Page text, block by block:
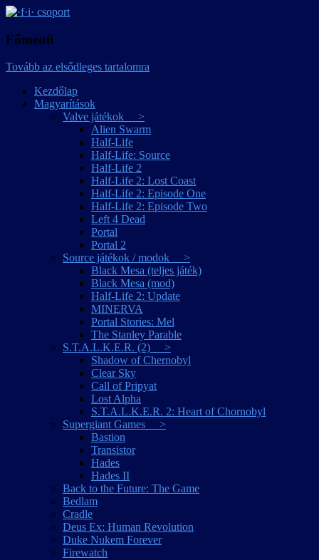
·f·i· csoport
Főmenü
Tovább az elsődleges tartalomra
Kezdőlap
Magyarítások
Valve játékok >
Alien Swarm
Half-Life
Half-Life: Source
Half-Life 2
Half-Life 2: Lost Coast
Half-Life 2: Episode One
Half-Life 2: Episode Two
Left 4 Dead
Portal
Portal 2
Source játékok / modok >
Black Mesa (teljes játék)
Black Mesa (mod)
Half-Life 2: Update
MINERVA
Portal Stories: Mel
The Stanley Parable
S.T.A.L.K.E.R. (2) >
Shadow of Chernobyl
Clear Sky
Call of Pripyat
Lost Alpha
S.T.A.L.K.E.R. 2: Heart of Chornobyl
Supergiant Games >
Bastion
Transistor
Hades
Hades II
Back to the Future: The Game
Bedlam
Cradle
Deus Ex: Human Revolution
Duke Nukem Forever
Firewatch